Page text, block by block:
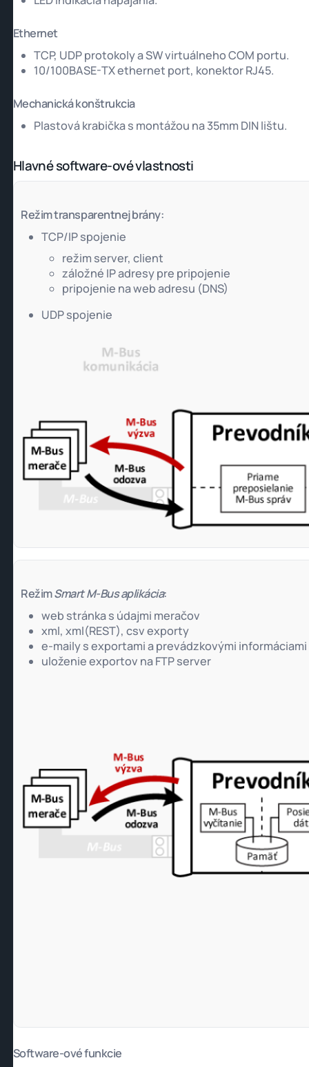
Ethernet
TCP, UDP protokoly a SW virtuálneho COM portu.
10/100BASE-TX ethernet port, konektor RJ45.
Mechanická konštrukcia
Plastová krabička s montážou na 35mm DIN lištu.
Hlavné software-ové vlastnosti
Režim transparentnej brány:
TCP/IP spojenie
režim server, client
záložné IP adresy pre pripojenie
pripojenie na web adresu (DNS)
UDP spojenie
RežimSmart M-Bus aplikácia:
web stránka s údajmi meračov
xml, xml(REST), csv exporty
e-maily s exportami a prevádzkovými informáciami
uloženie exportov na FTP server
Software-ové funkcie